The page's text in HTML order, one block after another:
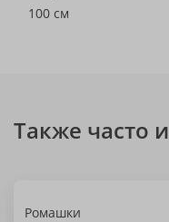
100 см
Также часто
Ромашки